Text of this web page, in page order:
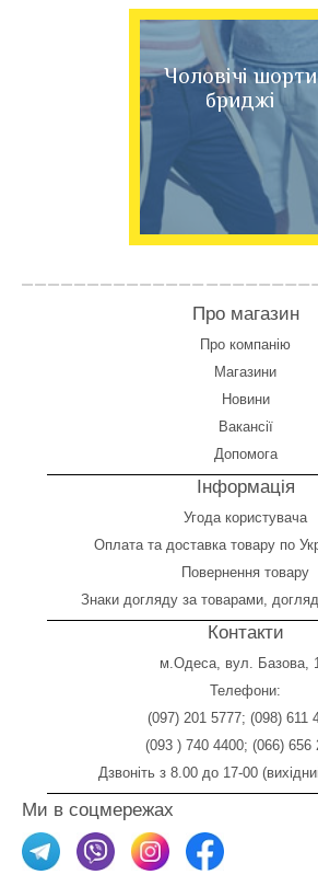
Чоловічі шорти
бриджі
Про магазин
Про компанію
Магазини
Новини
Вакансії
Допомога
Інформація
Угода користувача
Оплататадоставка товару по
Повернення товару
Знаки догляду за товарами,
Контакти
м.Одеса, вул. Базова,
Телефони:
(097) 201 5777;(098) 611
(093 ) 740 4400; (066) 656
Дзвоніть з 8.00 до 17-00
Ми в соцмережах